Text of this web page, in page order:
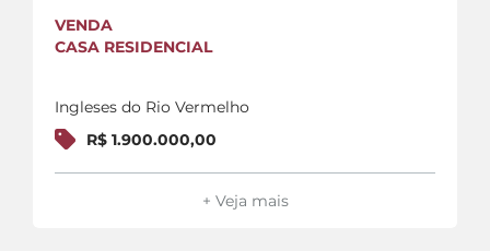
VENDA
CASA RESIDENCIAL
Ingleses do Rio Vermelho
R$ 1.900.000,00
+ Veja mais